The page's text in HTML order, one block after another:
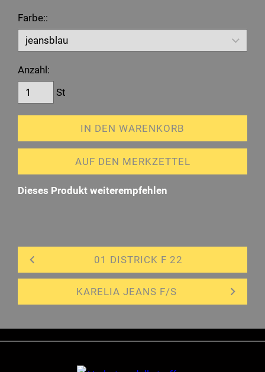
Farbe::
Anzahl:
St
IN DEN WARENKORB
AUF DEN MERKZETTEL
Dieses Produkt weiterempfehlen
01 DISTRICK F 22
KARELIA JEANS F/S